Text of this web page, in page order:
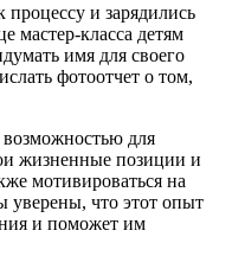
и зарядились
мастер-класса детям
имя для своего
фотоотчет о том,
возможностью для
жизненные позиции и
мотивироваться на
что этот опыт
и поможет им